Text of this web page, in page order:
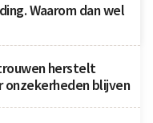
Waarom dan wel
herstelt
onzekerheden blijven